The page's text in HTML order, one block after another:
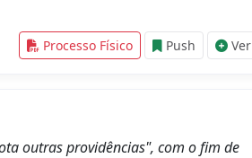
Processo Físico Push Ver
outras providências", com o fim de